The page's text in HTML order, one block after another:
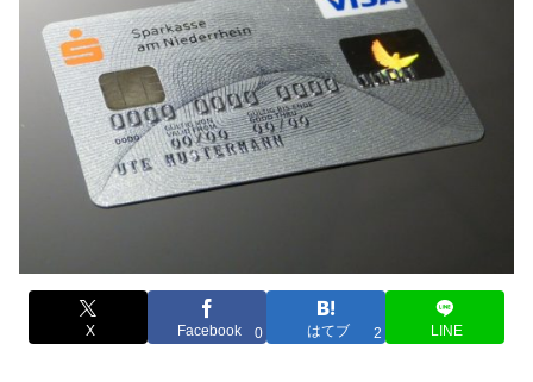
X Facebook 0 はてブ 2 LINE